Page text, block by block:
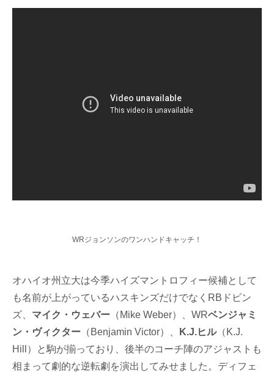
WRジョンソンのワンハンドキャッチ！
オハイオ州立大は今季ハイズマントロフィー候補として
も名前が上がっているハスキンズだけでなくRBドビン
ズ、 マイク・ウェバー （Mike Weber）、WRベンジャミ
ン・ヴィクター （Benjamin Victor）、 K.J.ヒル（K.J.
Hill）と駒が揃っており、後半のコーチ陣のアジャストも
相まって劇的な逆転劇を演出してみせました。ディフェ